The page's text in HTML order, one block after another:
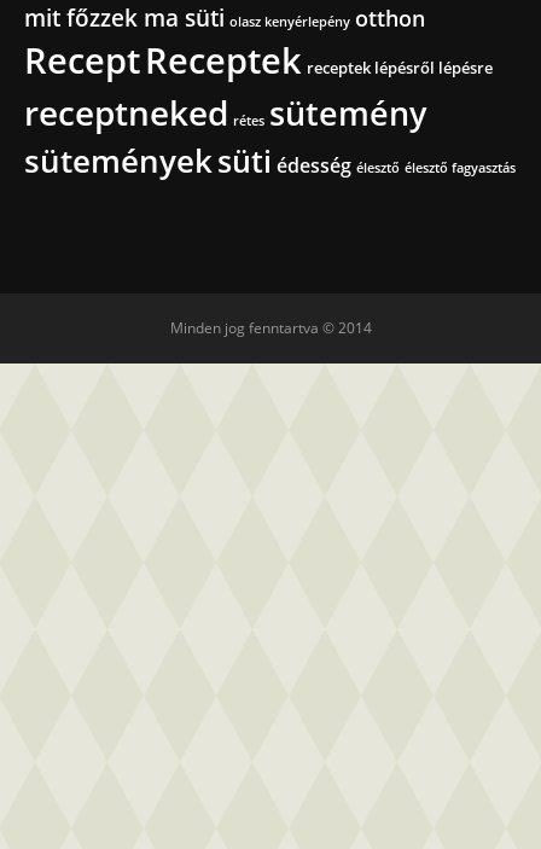
mit főzzek ma süti olasz kenyérlepény otthon
ReceptReceptek receptek lépésről lépésre
receptneked rétes sütemény
süteményeksüti édesség élesztő élesztő fagyasztás
Minden jog fenntartva © 2014